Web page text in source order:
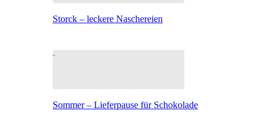
Storck – leckere Naschereien
Sommer – Lieferpause für Schokolade